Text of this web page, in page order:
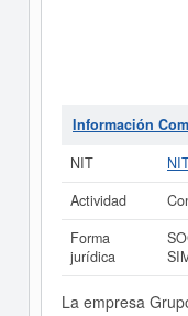
Información
NIT
Actividad
Forma
jurídica
La empresa